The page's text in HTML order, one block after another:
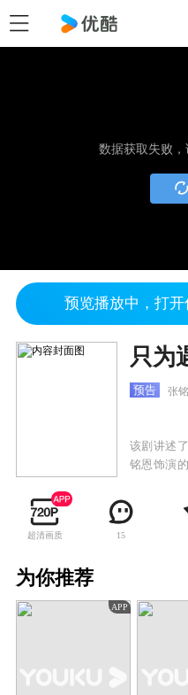
数据获取失败
预览播放中，打开
预告 张
该剧讲述
铭恩饰演
持信念，
结合，守
超清画质 15
为你推荐
APP